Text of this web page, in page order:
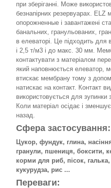
при зберіганні. Може
безнапірних резервуарах. ELZ
опорожненные і завантажені
банальних, гранульованих,
в елеваторі. Це підходить для
і 2,5 т/м3 і до макс. 30 мм.
контактувати з матеріалом
який наповнюється елеватор,
втискає мембрану тому з
натискає на контакт. Контакт
використовується для зупинки
Коли матеріал осідає і
назад.
Сфера застосування:
Цукор, фундук, глина,
гранули, пшениця, боксити,
корми для риб, пісок, галька,
кукурудза, рис ...
Переваги: